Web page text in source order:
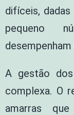
difíceis,
pequeno
A gestão
complexa. O
amarras